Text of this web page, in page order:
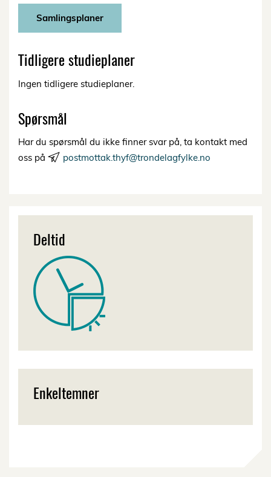
Samlingsplaner
Tidligere studieplaner
Ingen tidligere studieplaner.
Spørsmål
Har du spørsmål du ikke finner svar på, ta kontakt med
oss på
postmottak.thyf@trondelagfylke.no
Deltid
Enkeltemner